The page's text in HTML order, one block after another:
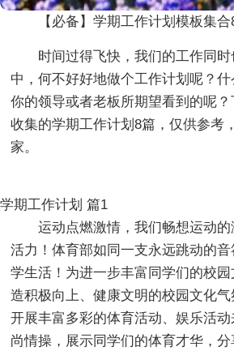
【必备】学期工作计划模板集合
时间过得飞快，我们的工作同
中，何不好好地做个工作计划呢？
你的领导或者老板所期望看到的呢
收集的学期工作计划8篇，仅供参考
家。
学期工作计划 篇1
运动点燃激情，我们畅想运动
活力！体育部如同一支永远跳动的
学生活！为进一步丰富同学们的校
造积极向上、健康文明的校园文化
开展丰富多彩的体育活动、娱乐活
尚情操，展示同学们的体育才华，